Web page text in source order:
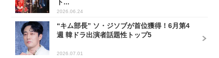
ト...
2026.06.24
“キム部長” ソ・ジソブが首位獲得！6月第4
週 韓ドラ出演者話題性トップ5
2026.07.01